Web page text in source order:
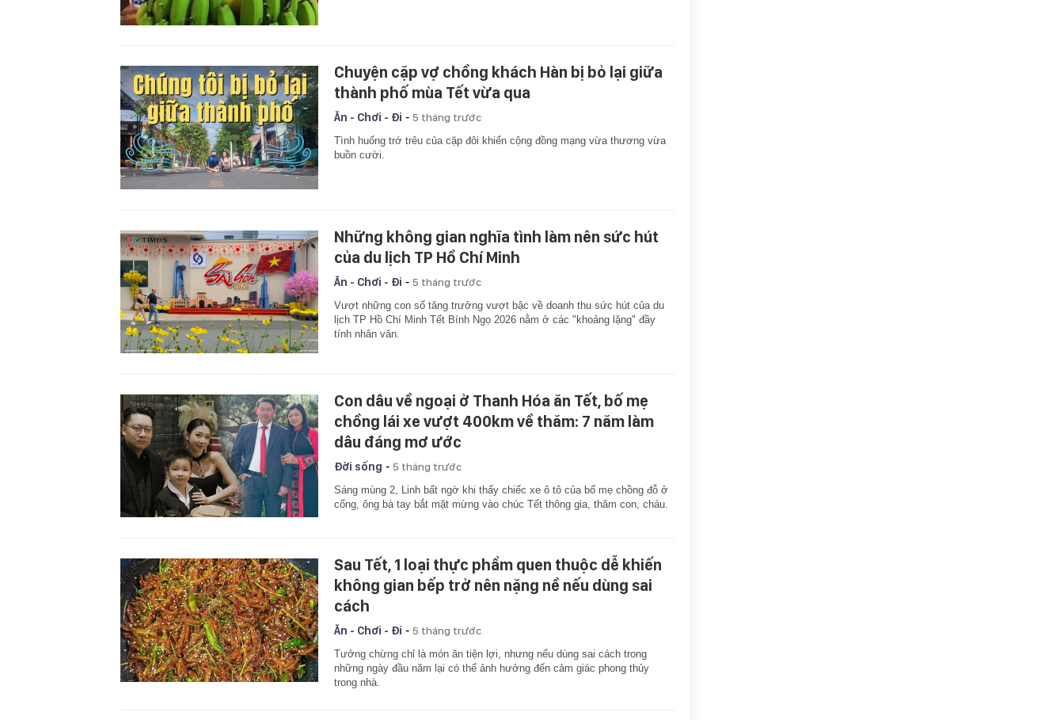
Chuyện cặp vợ chồng khách Hàn bị bỏ lại giữa
thành phố mùa Tết vừa qua
Ăn - Chơi - Đi - 5 tháng trước
Tình huống trớ trêu của cặp đôi khiến cộng đồng mạng vừa thương vừa
buồn cười.
Những không gian nghĩa tình làm nên sức hút
của du lịch TP Hồ Chí Minh
Ăn - Chơi - Đi - 5 tháng trước
Vượt những con số tăng trưởng vượt bậc về doanh thu sức hút của du
lịch TP Hồ Chí Minh Tết Bính Ngọ 2026 nằm ở các "khoảng lặng" đầy
tính nhân văn.
Con dâu về ngoại ở Thanh Hóa ăn Tết, bố mẹ
chồng lái xe vượt 400km về thăm: 7 năm làm
dâu đáng mơ ước
Đời sống - 5 tháng trước
Sáng mùng 2, Linh bất ngờ khi thấy chiếc xe ô tô của bố mẹ chồng đỗ ở
cổng, ông bà tay bắt mặt mừng vào chúc Tết thông gia, thăm con, cháu.
Sau Tết, 1 loại thực phẩm quen thuộc dễ khiến
không gian bếp trở nên nặng nề nếu dùng sai
cách
Ăn - Chơi - Đi - 5 tháng trước
Tưởng chừng chỉ là món ăn tiện lợi, nhưng nếu dùng sai cách trong
những ngày đầu năm lại có thể ảnh hưởng đến cảm giác phong thủy
trong nhà.